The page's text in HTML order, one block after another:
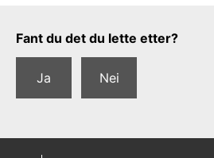
Tilbakemeldingsskjema
Fant du det du lette etter?
Ja Nei